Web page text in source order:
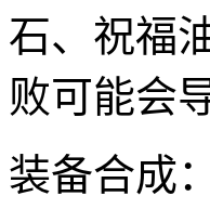
石、祝福
败可能会
装备合成